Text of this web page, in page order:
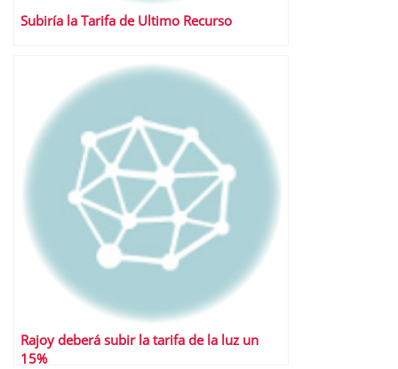
Subiría la Tarifa de Ultimo Recurso
Rajoy deberá subir la tarifa de la luz un
15%